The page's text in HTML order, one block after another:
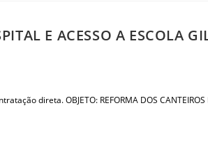
E ACESSO A ESCOLA
direta. OBJETO: REFORMA DOS CANTEIROS